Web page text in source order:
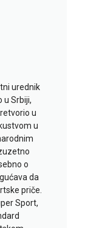
urednik
u Srbiji,
u
u
o
da
priče.
Sport,